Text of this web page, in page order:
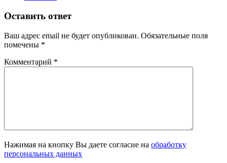
Оставить ответ
Ваш адрес email не будет опубликован. Обязательные поля
помечены *
Комментарий *
Нажимая на кнопку Вы даете согласие на обработку
персональных данных